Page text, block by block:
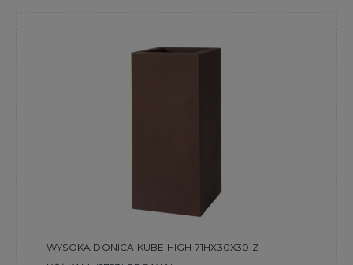
WYSOKA DONICA KUBE HIGH 71HX30X30 Z